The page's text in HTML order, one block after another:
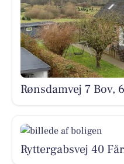
Rønsdamvej 7 Bov,
Ryttergabsvej 40